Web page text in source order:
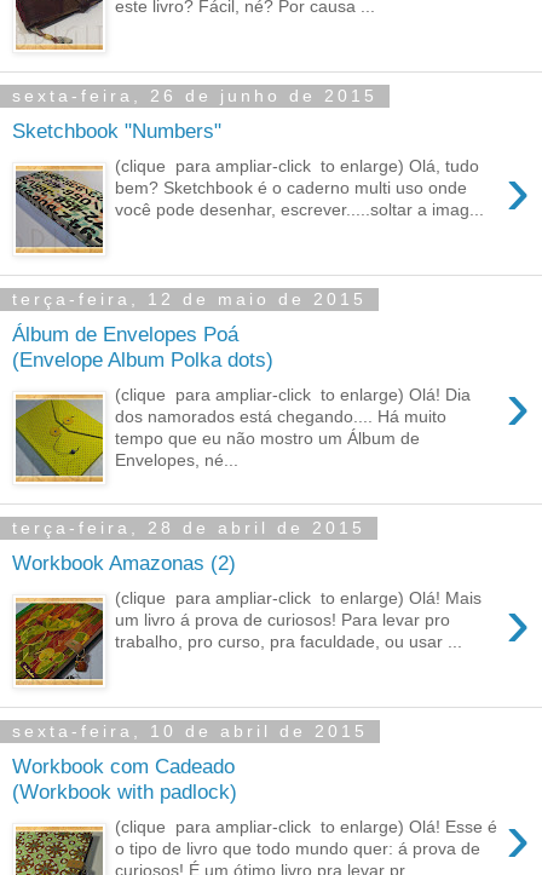
este livro? Fácil, né? Por causa ...
sexta-feira, 26 de junho de 2015
Sketchbook "Numbers"
›
(clique para ampliar-click to enlarge) Olá, tudo
bem? Sketchbook é o caderno multi uso onde
você pode desenhar, escrever.....soltar a imag...
terça-feira, 12 de maio de 2015
Álbum de Envelopes Poá
(Envelope Album Polka dots)
›
(clique para ampliar-click to enlarge) Olá! Dia
dos namorados está chegando.... Há muito
tempo que eu não mostro um Álbum de
Envelopes, né...
terça-feira, 28 de abril de 2015
Workbook Amazonas (2)
›
(clique para ampliar-click to enlarge) Olá! Mais
um livro á prova de curiosos! Para levar pro
trabalho, pro curso, pra faculdade, ou usar ...
sexta-feira, 10 de abril de 2015
Workbook com Cadeado
(Workbook with padlock)
›
(clique para ampliar-click to enlarge) Olá! Esse é
o tipo de livro que todo mundo quer: á prova de
curiosos! É um ótimo livro pra levar pr...